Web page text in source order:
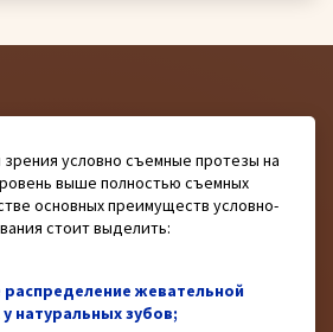
условно съемные протезы на
выше полностью съемных
основных преимуществ условно-
стоит выделить:
жевательной
у натуральных зубов;